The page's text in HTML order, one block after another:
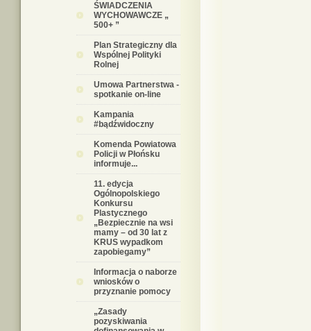
ŚWIADCZENIA
WYCHOWAWCZE „
500+ ”
Plan Strategiczny dla
Wspólnej Polityki
Rolnej
Umowa Partnerstwa -
spotkanie on-line
Kampania
#bądźwidoczny
Komenda Powiatowa
Policji w Płońsku
informuje...
11. edycja
Ogólnopolskiego
Konkursu
Plastycznego
„Bezpiecznie na wsi
mamy – od 30 lat z
KRUS wypadkom
zapobiegamy”
Informacja o naborze
wniosków o
przyznanie pomocy
„Zasady
pozyskiwania